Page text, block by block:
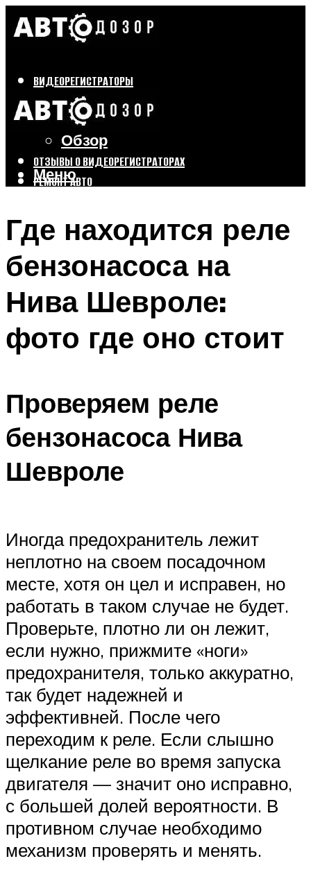
ВИДЕОРЕГИСТРАТОРЫ
Бренды
Выбор
Обзор
ОТЗЫВЫ О ВИДЕОРЕГИСТРАТОРАХ
РЕМОНТ АВТО
Меню
Меню
Где находится реле
бензонасоса на
Нива Шевроле:
фото где оно стоит
Проверяем реле
бензонасоса Нива
Шевроле
Иногда предохранитель лежит
неплотно на своем посадочном
месте, хотя он цел и исправен, но
работать в таком случае не будет.
Проверьте, плотно ли он лежит,
если нужно, прижмите «ноги»
предохранителя, только аккуратно,
так будет надежней и
эффективней. После чего
переходим к реле. Если слышно
щелкание реле во время запуска
двигателя — значит оно исправно,
с большей долей вероятности. В
противном случае необходимо
механизм проверять и менять.